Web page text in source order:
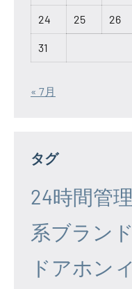
24 25 26
31
« 7月
タグ
24時間管理
系ブラン
ドアホン